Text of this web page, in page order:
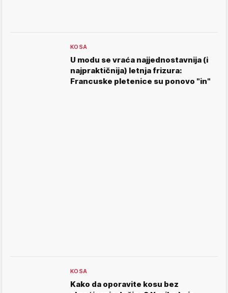
KOSA
U modu se vraća najjednostavnija (i
najpraktičnija) letnja frizura:
Francuske pletenice su ponovo "in"
KOSA
Kako da oporavite kosu bez